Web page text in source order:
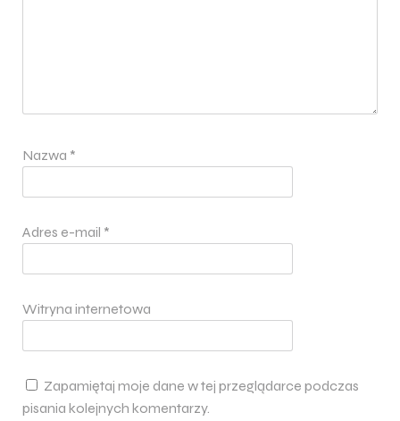
Nazwa *
Adres e-mail *
Witryna internetowa
Zapamiętaj moje dane w tej przeglądarce podczas
pisania kolejnych komentarzy.